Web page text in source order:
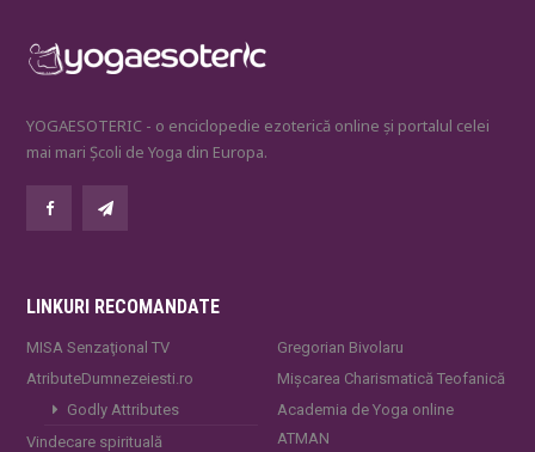
YOGAESOTERIC - o enciclopedie ezoterică online și portalul celei
mai mari Școli de Yoga din Europa.
LINKURI RECOMANDATE
MISA Senzaţional TV
AtributeDumnezeiesti.ro
Godly Attributes
Vindecare spirituală
Gregorian Bivolaru
Mișcarea Charismatică Teofanică
Academia de Yoga online
ATMAN